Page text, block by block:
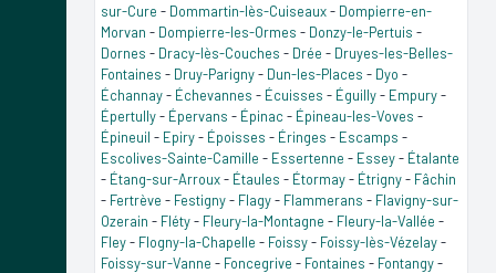
sur-Cure - Dommartin-lès-Cuiseaux- Dompierre-en-
Morvan - Dompierre-les-Ormes - Donzy-le-Pertuis -
Dornes - Dracy-lès-Couches - Drée - Druyes-les-Belles-
Fontaines - Druy-Parigny- Dun-les-Places - Dyo -
Échannay- Échevannes - Écuisses - Éguilly- Empury-
Épertully- Épervans - Épinac - Épineau-les-Voves -
Épineuil - Epiry- Époisses - Éringes - Escamps -
Escolives-Sainte-Camille - Essertenne - Essey- Étalante
- Étang-sur-Arroux- Étaules - Étormay- Étrigny- Fâchin
- Fertrève - Festigny- Flagy- Flammerans - Flavigny-sur-
Ozerain - Fléty- Fleury-la-Montagne - Fleury-la-Vallée -
Fley- Flogny-la-Chapelle - Foissy- Foissy-lès-Vézelay-
Foissy-sur-Vanne - Foncegrive - Fontaines - Fontangy-